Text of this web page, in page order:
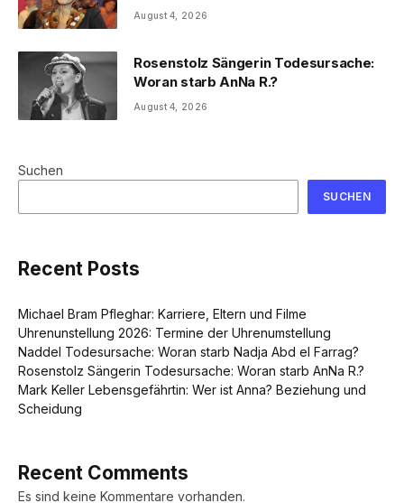
August 4, 2026
Rosenstolz Sängerin Todesursache:
Woran starb AnNa R.?
August 4, 2026
Suchen
SUCHEN
Recent Posts
Michael Bram Pfleghar: Karriere, Eltern und Filme
Uhrenunstellung 2026: Termine der Uhrenumstellung
Naddel Todesursache: Woran starb Nadja Abd el Farrag?
Rosenstolz Sängerin Todesursache: Woran starb AnNa R.?
Mark Keller Lebensgefährtin: Wer ist Anna? Beziehung und
Scheidung
Recent Comments
Es sind keine Kommentare vorhanden.